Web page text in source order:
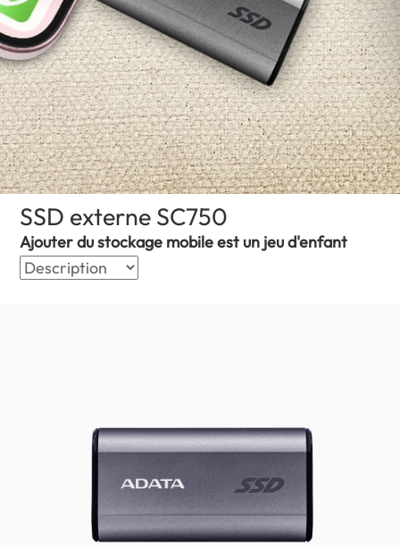
SSD externe SC750
Ajouter du stockage mobile est un jeu d'enfant